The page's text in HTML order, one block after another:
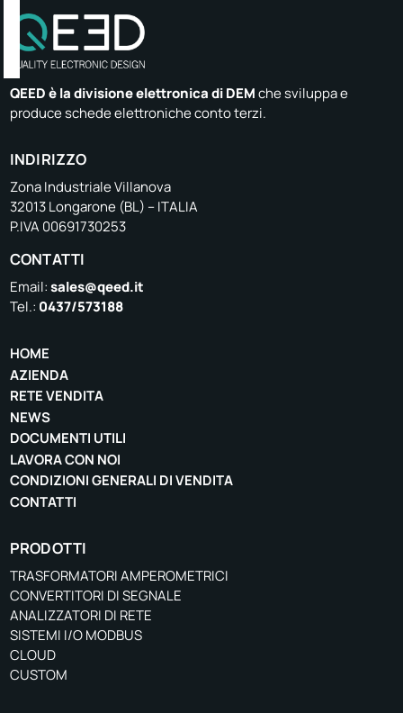
QEED è la divisione elettronica di DEMche sviluppa e
produce schede elettroniche conto terzi.
INDIRIZZO
Zona Industriale Villanova
32013 Longarone (BL) – ITALIA
P.IVA 00691730253
CONTATTI
Email:sales@qeed.it
Tel.: 0437/573188
HOME
AZIENDA
RETE VENDITA
NEWS
DOCUMENTI UTILI
LAVORA CON NOI
CONDIZIONI GENERALI DI VENDITA
CONTATTI
PRODOTTI
TRASFORMATORI AMPEROMETRICI
CONVERTITORI DI SEGNALE
ANALIZZATORI DI RETE
SISTEMI I/O MODBUS
CLOUD
CUSTOM